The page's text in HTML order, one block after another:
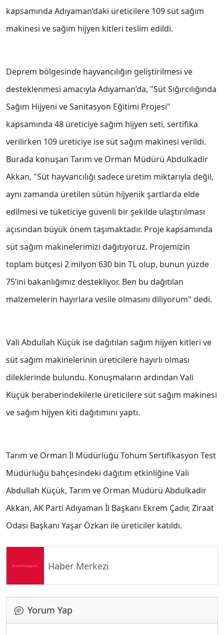
kapsamında Adıyaman’daki üreticilere 109 süt sağım
makinesi ve sağım hijyen kitleri teslim edildi.
Deprem bölgesinde hayvancılığın geliştirilmesi ve
desteklenmesi amacıyla Adıyaman’da, "Süt Sığırcılığında
Sağım Hijyeni ve Sanitasyon Eğitimi Projesi"
kapsamında 48 üreticiye sağım hijyen seti, sertifika
verilirken 109 üreticiye ise süt sağım makinesi verildi.
Burada konuşan Tarım ve Orman Müdürü Abdulkadir
Akkan, "Süt hayvancılığı sadece üretim miktarıyla değil,
aynı zamanda üretilen sütün hijyenik şartlarda elde
edilmesi ve tüketiciye güvenli bir şekilde ulaştırılması
açısından büyük önem taşımaktadır. Proje kapsamında
süt sağım makinelerimizi dağıtıyoruz. Projemizin
toplam bütçesi 2 milyon 630 bin TL olup, bunun yüzde
75’ini bakanlığımız destekliyor. Ben bu dağıtılan
malzemelerin hayırlara vesile olmasını diliyorum" dedi.
Vali Abdullah Küçük ise dağıtılan sağım hijyen kitleri ve
süt sağım makinelerinin üreticilere hayırlı olması
dileklerinde bulundu. Konuşmaların ardından Vali
Küçük beraberindekilerle üreticilere süt sağım makinesi
ve sağım hijyen kiti dağıtımını yaptı.
Tarım ve Orman İl Müdürlüğü Tohum Sertifikasyon Test
Müdürlüğü bahçesindeki dağıtım etkinliğine Vali
Abdullah Küçük, Tarım ve Orman Müdürü Abdulkadir
Akkan, AK Parti Adıyaman İl Başkanı Ekrem Çadır, Ziraat
Odası Başkanı Yaşar Özkan ile üreticiler katıldı.
Haber Merkezi
Yorum Yap